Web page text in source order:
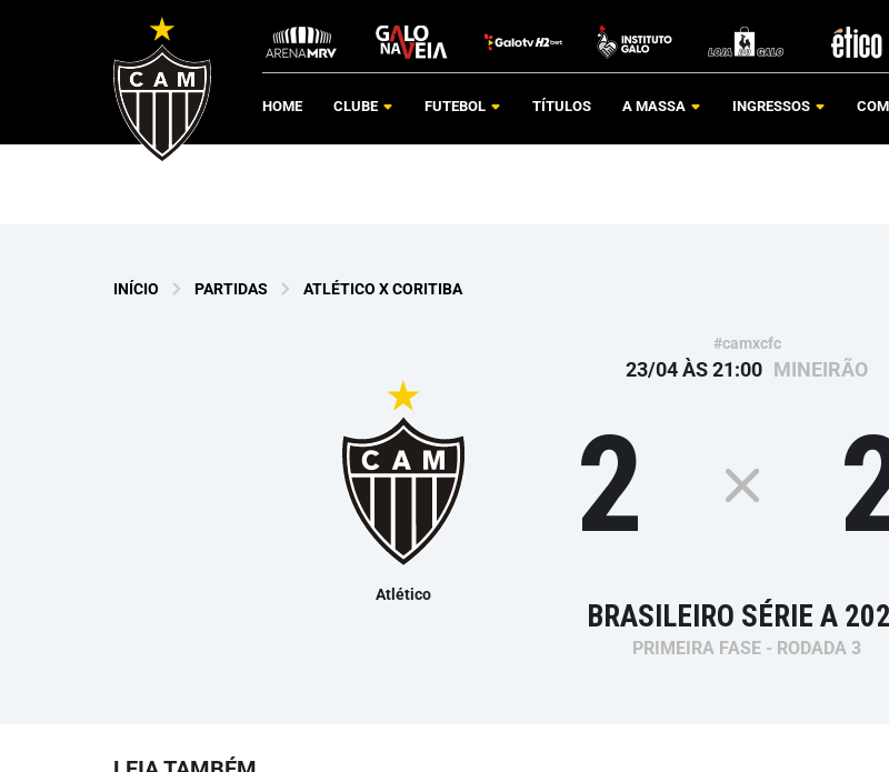
HOME CLUBE FUTEBOL TÍTULOS A MASSA INGRESSOS
INÍCIO PARTIDAS ATLÉTICO X CORITIBA
#camxcfc
23/04 ÀS 21:00 MINEIRÃO
Atlético
2
BRASILEIRO SÉRIE A
PRIMEIRA FASE - RODADA 3